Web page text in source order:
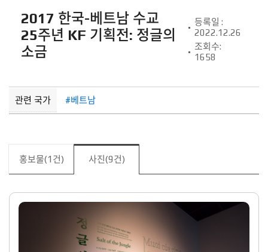
2017 한국-베트남 수교
25주년 KF 기획전: 정글의
소금
등록일 :
2022.12.26
조회수:
1658
관련 국가 #베트남
홍보물(1건) 사진(9건)